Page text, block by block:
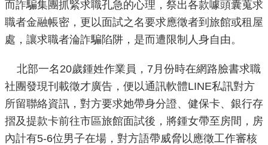
息
機
關
介
紹
業
務
而詐騙集團抓緊求職孔急的心理，祭出各款噱頭囊蒐求
職者金融帳密，更以面試之名要求應徵者到旅館或租屋
處，讓求職者淪詐騙陷阱，是而遭限制人身自由。
北部一名20歲鍾姓作業員，7月份時在網路臉書求職
社團發現刊載徵才廣告，便以通訊軟體LINE私訊對方
所留聯絡資訊，對方要求她帶身分證、健保卡、銀行存
摺及提款卡前往市區旅館面試後，將鍾女帶至房間，房
內計有5-6位男子在場，對方語帶威脅以應徵工作審核